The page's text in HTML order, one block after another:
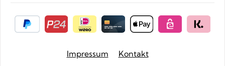
Impressum Kontakt